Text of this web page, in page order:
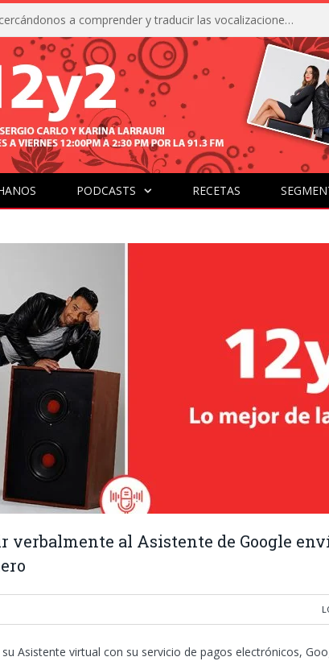
La IA está acercándonos a comprender y traducir las vocalizaciones y comportamientos de nuestras mascotas
PODCASTS RECETAS
verbalmente al Asistente de Google
Asistente virtual con su servicio de pagos electrónicos,